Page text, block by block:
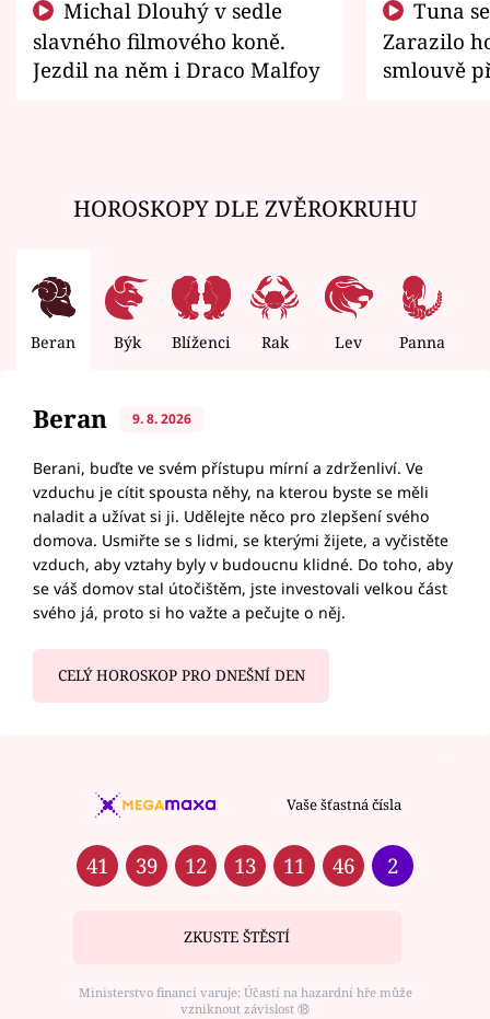
slavného filmového koně.
Jezdil na něm i Draco Malfoy
Zarazilo
smlouvě
HOROSKOPY DLE ZVĚROKRUHU
Beran Býk Blíženci Rak Lev Panna
Beran 9. 8. 2026
Berani, buďte ve svém přístupu mírní a zdrženliví. Ve
vzduchu je cítit spousta něhy, na kterou byste se měli
naladit a užívat si ji. Udělejte něco pro zlepšení svého
domova. Usmiřte se s lidmi, se kterými žijete, a vyčistěte
vzduch, aby vztahy byly v budoucnu klidné. Do toho, aby
se váš domov stal útočištěm, jste investovali velkou část
svého já, proto si ho važte a pečujte o něj.
CELÝ HOROSKOP PRO DNEŠNÍ DEN
Vaše šťastná čísla
41 39 12 13 11 46 2
ZKUSTE ŠTĚSTÍ
Ministerstvo financí varuje: Účastí na hazardní hře může
vzniknout závislost ⑱